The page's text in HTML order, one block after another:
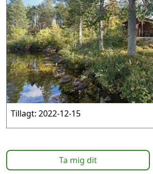
Tillagt: 2022-12-15
Ta mig dit